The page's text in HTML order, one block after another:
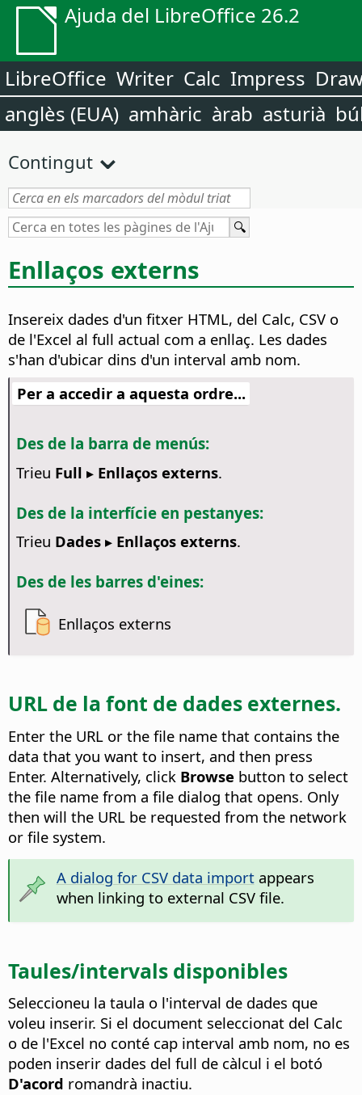
Ajuda del LibreOffice 26.2
LibreOffice Writer Calc Impress
anglès (EUA) amhàric àrab asturià
Contingut
Enllaços externs
Insereix dades d'un fitxer HTML, del Calc, CSV o
de l'Excel al full actual com a enllaç. Les dades
s'han d'ubicar dins d'un interval amb nom.
Per a accedir a aquesta ordre...
Des de la barra de menús:
Trieu Full ▸ Enllaços externs.
Des de la interfície en pestanyes:
Trieu Dades ▸ Enllaços externs.
Des de les barres d'eines:
Enllaços externs
URL de la font de dades externes.
Enter the URL or the file name that contains the
data that you want to insert, and then press
Enter. Alternatively, click Browse button to select
the file name from a file dialog that opens. Only
then will the URL be requested from the network
or file system.
A dialog for CSV data importappears
when linking to external CSV file.
Taules/intervals disponibles
Seleccioneu la taula o l'interval de dades que
voleu inserir. Si el document seleccionat del Calc
o de l'Excel no conté cap interval amb nom, no es
poden inserir dades del full de càlcul i el botó
D'acord romandrà inactiu.